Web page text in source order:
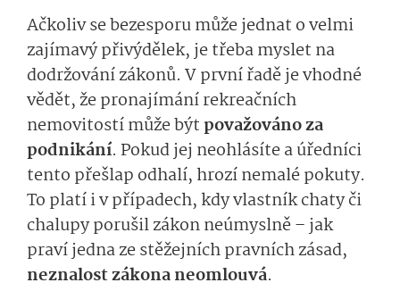
Ačkoliv se bezesporu může jednat o velmi
zajímavý přivýdělek, je třeba myslet na
dodržování zákonů. V první řadě je vhodné
vědět, že pronajímání rekreačních
nemovitostí může býtpovažováno za
podnikání. Pokud jej neohlásíte a úředníci
tento přešlap odhalí, hrozí nemalé pokuty.
To platí i v případech, kdy vlastník chaty či
chalupy porušil zákon neúmyslně – jak
praví jedna ze stěžejních pravních zásad,
neznalost zákona neomlouvá.